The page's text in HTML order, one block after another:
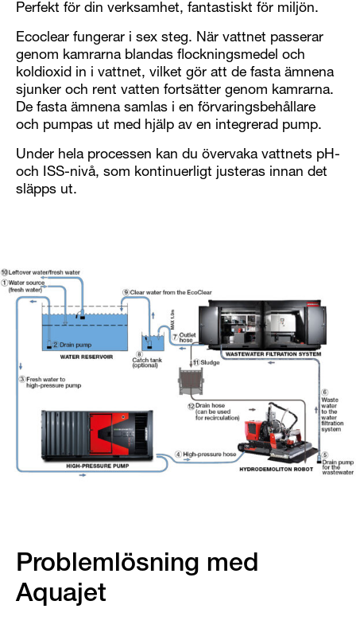
Perfekt för din verksamhet, fantastiskt för miljön.
Ecoclear fungerar i sex steg. När vattnet passerar
genom kamrarna blandas flockningsmedel och
koldioxid in i vattnet, vilket gör att de fasta ämnena
sjunker och rent vatten fortsätter genom kamrarna.
De fasta ämnena samlas i en förvaringsbehållare
och pumpas ut med hjälp av en integrerad pump.
Under hela processen kan du övervaka vattnets pH-
och ISS-nivå, som kontinuerligt justeras innan det
släpps ut.
Problemlösning med
Aquajet